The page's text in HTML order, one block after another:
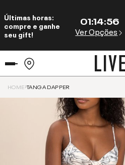
Últimas horas:
compre e ganhe
seu gift!
01:14:55
Ver Opções
HOME TANGA DAPPER